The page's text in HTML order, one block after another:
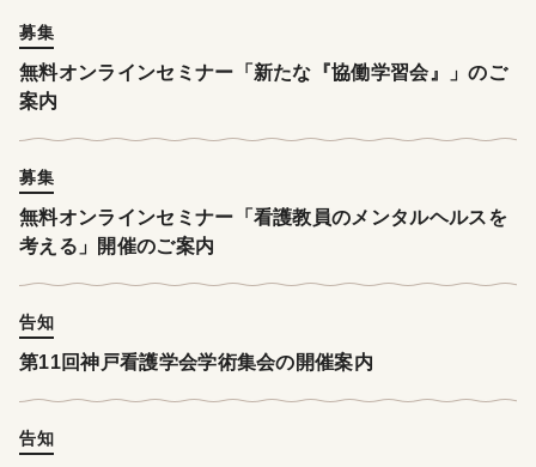
募集
無料オンラインセミナー「新たな『協働学習会』」のご
案内
募集
無料オンラインセミナー「看護教員のメンタルヘルスを
考える」開催のご案内
告知
第11回神戸看護学会学術集会の開催案内
告知